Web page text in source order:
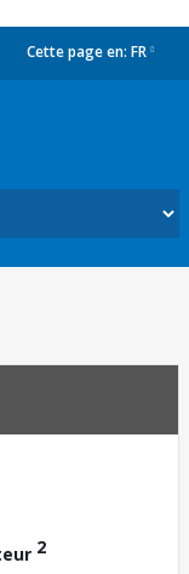
Cette page en: FR
2